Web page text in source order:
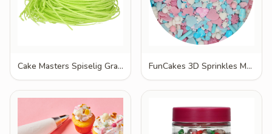
Cake Masters Spiselig Grass 30g FunCakes 3D Sprinkles Medley Baby Bliss 70g